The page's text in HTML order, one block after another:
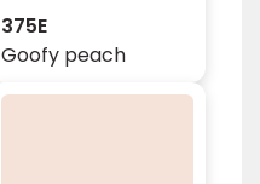
375E
Goofy peach